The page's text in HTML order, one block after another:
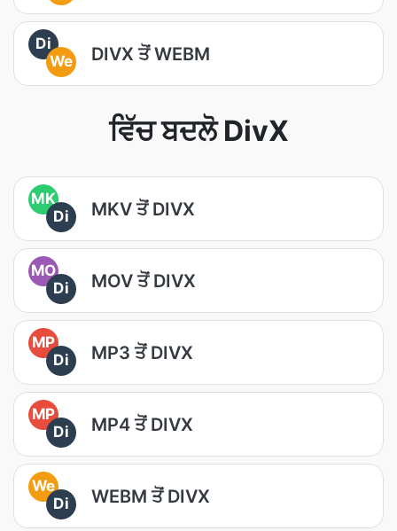
Di
We
DIVX ਤੋਂ WEBM
ਵਿੱਚ ਬਦਲੋ DivX
MK
Di
MKV ਤੋਂ DIVX
MO
Di
MOV ਤੋਂ DIVX
MP
Di
MP3 ਤੋਂ DIVX
MP
Di
MP4 ਤੋਂ DIVX
We
Di
WEBM ਤੋਂ DIVX